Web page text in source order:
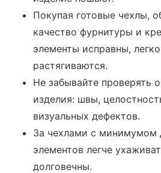
Покупая готовые чехлы,
качество фурнитуры и
элементы исправны,
растягиваются.
Не забывайте проверять
изделия: швы,
визуальных дефектов.
За чехлами с минимумом
элементов легче
долговечны.